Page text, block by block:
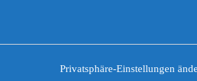
Privatsphäre-Einstellungen